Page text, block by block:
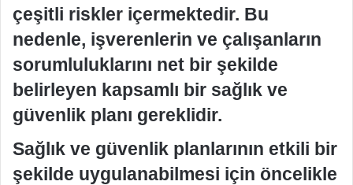
çeşitli riskler içermektedir. Bu
nedenle, işverenlerin ve çalışanların
sorumluluklarını net bir şekilde
belirleyen kapsamlı bir sağlık ve
güvenlik planı gereklidir.
Sağlık ve güvenlik planlarının etkili bir
şekilde uygulanabilmesi için öncelikle